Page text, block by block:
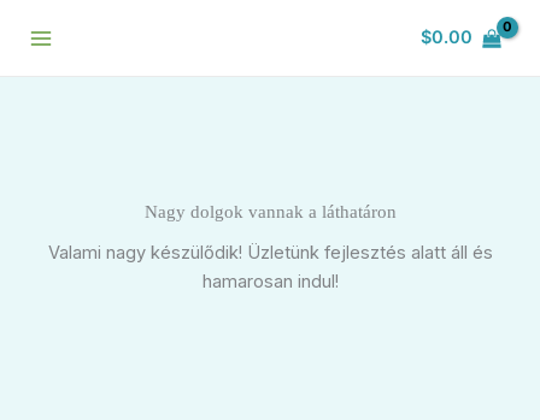
$0.00
Nagy dolgok vannak a láthatáron
Valami nagy készülődik! Üzletünk fejlesztés alatt áll és
hamarosan indul!